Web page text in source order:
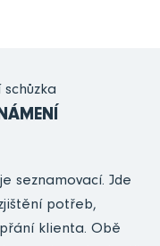
schůzka
seznamovací. Jde
potřeb,
klienta. Obě